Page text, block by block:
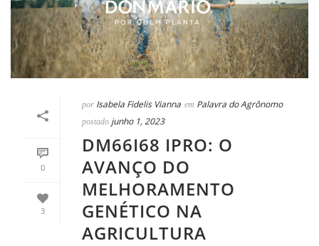
0
3
por Isabela Fidelis Vianna em Palavra do Agrônomo
postado junho 1, 2023
DM66I68 IPRO: O
AVANÇO DO
MELHORAMENTO
GENÉTICO NA
AGRICULTURA